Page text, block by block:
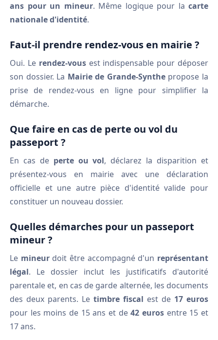
ans pour un mineur. Même logique pour la carte
nationale d'identité.
Faut-il prendre rendez-vous en mairie ?
Oui. Le rendez-vousest indispensable pour déposer
son dossier. La Mairie de Grande-Synthepropose la
prise de rendez-vous en ligne pour simplifier la
démarche.
Que faire en cas de perte ou vol du
passeport ?
En cas de perte ou vol, déclarez la disparition et
présentez-vous en mairie avec une déclaration
officielle et une autre pièce d'identité valide pour
constituer un nouveau dossier.
Quelles démarches pour un passeport
mineur ?
Le mineurdoit être accompagné d'un représentant
légal. Le dossier inclut les justificatifs d'autorité
parentale et, en cas de garde alternée, les documents
des deux parents. Le timbre fiscal est de 17 euros
pour les moins de 15 ans et de42 euros entre 15 et
17 ans.